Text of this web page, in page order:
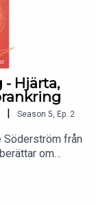
- Hjärta,
Season 5, Ep. 2
Söderström från
om
där omsorg
och många